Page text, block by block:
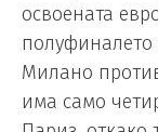
освоената
Милано
има само